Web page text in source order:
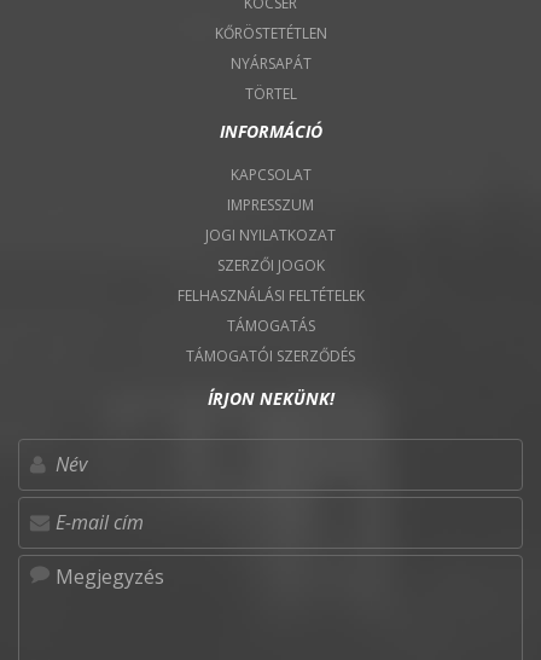
KŐRÖSTETÉTLEN
NYÁRSAPÁT
TÖRTEL
INFORMÁCIÓ
KAPCSOLAT
IMPRESSZUM
JOGI NYILATKOZAT
SZERZŐI JOGOK
FELHASZNÁLÁSI FELTÉTELEK
TÁMOGATÁS
TÁMOGATÓI SZERZŐDÉS
ÍRJON NEKÜNK!